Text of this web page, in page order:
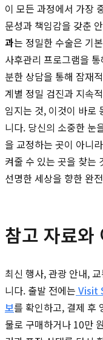
이 모든 과정에서 가장
문성과 책임감을 갖춘
과는 정밀한 수술은 기
사후관리 프로그램을
분한 상담을 통해 잠재
계별 정밀 검진과 지속
임지는 것, 이것이 바로
니다. 당신의 소중한 눈
을 교정하는 곳이 아니
켜줄 수 있는 곳을 찾는
선명한 세상을 향한 완
참고 자료와
최신 행사, 관광 안내,
니다. 출발 전에는 Visit
보를 확인하고, 결제 후
물로 구매하거나 10만